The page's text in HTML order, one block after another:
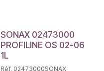
SONAX 02473000
PROFILINE OS 02-06
1L
Réf. 02473000SONAX